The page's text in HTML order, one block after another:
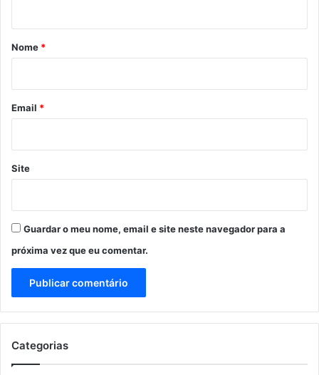
r
*
Nome *
Email *
Site
Guardar o meu nome, email e site neste navegador para a
próxima vez que eu comentar.
Categorias